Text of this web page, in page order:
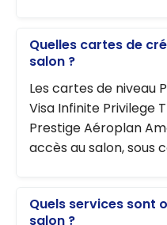
Quelles cartes de
salon ?
Les cartes de niveau
Visa Infinite Privilege
Prestige Aéroplan
accès au salon, sous
Quels services sont
salon ?